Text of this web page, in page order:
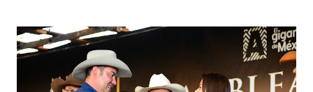
Corazón Urbano y el Municipio capital. Leo Montañez
informó que en este programa se usarán cerca de 90 mil
metros cuadrados de pintura, para dar inicio en la calle